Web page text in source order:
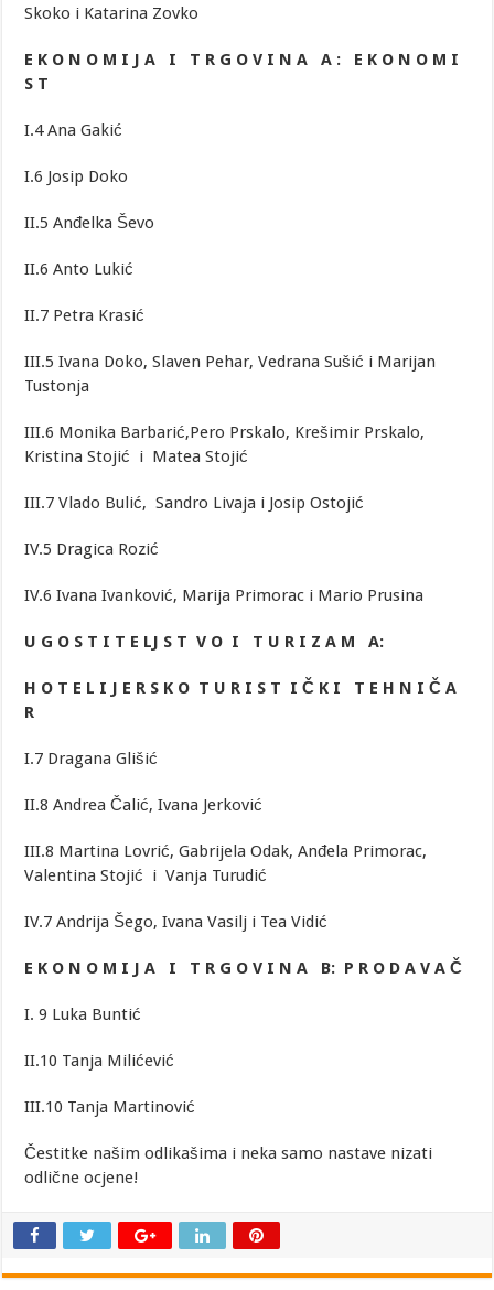
Skoko i Katarina Zovko
E K O N O M I J A I T R G O V I N A A : E K O N O M I
S T
I.4 Ana Gakić
I.6 Josip Doko
II.5 Anđelka Ševo
II.6 Anto Lukić
II.7 Petra Krasić
III.5 Ivana Doko, Slaven Pehar, Vedrana Sušić i Marijan
Tustonja
III.6 Monika Barbarić,Pero Prskalo, Krešimir Prskalo,
Kristina Stojić i Matea Stojić
III.7 Vlado Bulić, Sandro Livaja i Josip Ostojić
IV.5 Dragica Rozić
IV.6 Ivana Ivanković, Marija Primorac i Mario Prusina
U G O S T I T E LJ S T V O I T U R I Z A M A:
H O T E L I J E R S K O T U R I S T I Č K I T E H N I Č A
R
I.7 Dragana Glišić
II.8 Andrea Čalić, Ivana Jerković
III.8 Martina Lovrić, Gabrijela Odak, Anđela Primorac,
Valentina Stojić i Vanja Turudić
IV.7 Andrija Šego, Ivana Vasilj i Tea Vidić
E K O N O M I J A I T R G O V I N A B: P R O D A V A Č
I. 9 Luka Buntić
II.10 Tanja Milićević
III.10 Tanja Martinović
Čestitke našim odlikašima i neka samo nastave nizati
odlične ocjene!